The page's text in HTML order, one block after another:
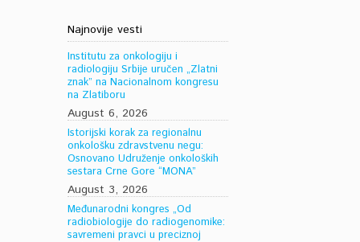
Najnovije vesti
Institutu za onkologiju i
radiologiju Srbije uručen „Zlatni
znak” na Nacionalnom kongresu
na Zlatiboru
August 6, 2026
Istorijski korak za regionalnu
onkološku zdravstvenu negu:
Osnovano Udruženje onkoloških
sestara Crne Gore “MONA”
August 3, 2026
Međunarodni kongres „Od
radiobiologije do radiogenomike:
savremeni pravci u preciznoj